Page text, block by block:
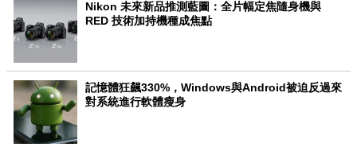
Nikon 未來新品推測藍圖：全片幅定焦隨身機與
RED 技術加持機種成焦點
記憶體狂飆330%，Windows與Android被迫反過來
對系統進行軟體瘦身